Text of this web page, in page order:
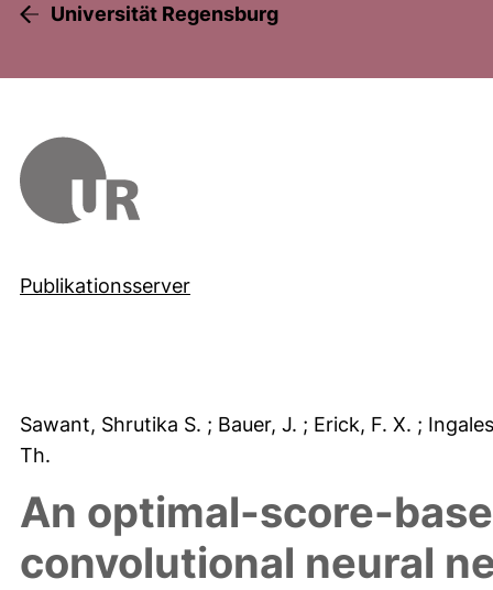
Universität Regensburg
Publikationsserver
Sawant, Shrutika S. ; Bauer, J. ; Erick, F. X. ;
Th.
An optimal-score-
convolutional neural